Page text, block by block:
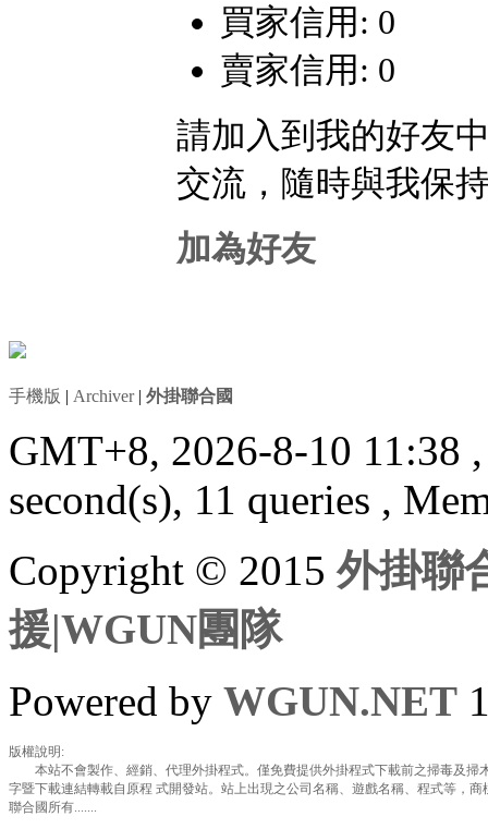
買家信用: 0
賣家信用: 0
請加入到我的好友
交流，隨時與我保
加為好友
手機版 | Archiver| 外掛聯合國
GMT+8, 2026-8-10 11:38
second(s), 11 queries ,
Copyright © 2015外掛聯
援|WGUN團隊
Powered by WGUN.NET
版權說明:
本站不會製作、經銷、代理外掛程式。僅免費提供外掛程式下載前之掃毒及掃
字暨下載連結轉載自原程 式開發站。站上出現之公司名稱、遊戲名稱、程式等，
聯合國所有.......